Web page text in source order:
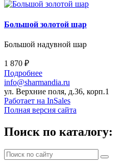
Большой золотой шар
Большой надувной шар
1 870 ₽
Подробнее
info@sharmandia.ru
ул. Верхние поля, д.36, корп.1
Работает на InSales
Полная версия сайта
Поиск по каталогу: